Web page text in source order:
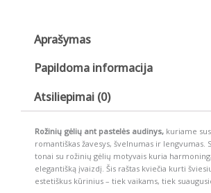
Aprašymas
Papildoma informacija
Atsiliepimai (0)
Rožinių gėlių ant pastelės audinys, kuriame
romantiškas žavesys, švelnumas ir lengvumas.
tonai su rožinių gėlių motyvais kuria
elegantišką įvaizdį. Šis raštas kviečia kurti
estetiškus kūrinius – tiek vaikams, tiek